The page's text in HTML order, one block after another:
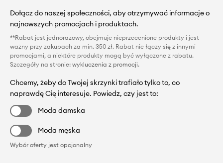
Dołącz do naszej społeczności, aby otrzymywać informacje o
najnowszych promocjach i produktach.
**Rabat jest jednorazowy, obejmuje nieprzecenione produkty i jest
ważny przy zakupach za min. 350 zł. Rabat nie łączy się z innymi
promocjami, a niektóre produkty mogą być wyłączone z rabatu.
Szczegóły na stronie: wykluczenia z promocji.
Chcemy, żeby do Twojej skrzynki trafiało tylko to, co
naprawdę Cię interesuje. Powiedz, czy jest to:
Moda damska
Moda męska
Wybór oferty jest opcjonalny